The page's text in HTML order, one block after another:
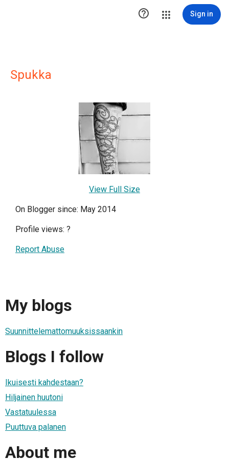
 Sign in
Spukka
View Full Size
On Blogger since: May 2014
Profile views: ?
Report Abuse
My blogs
Suunnittelemattomuuksissaankin
Blogs I follow
Ikuisesti kahdestaan?
Hiljainen huutoni
Vastatuulessa
Puuttuva palanen
About me